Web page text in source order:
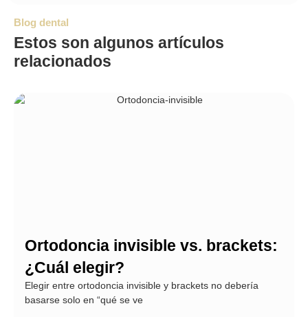
Blog dental
Estos son algunos artículos
relacionados
Ortodoncia invisible vs. brackets:
¿Cuál elegir?
Elegir entre ortodoncia invisible y brackets no debería
basarse solo en “qué se ve